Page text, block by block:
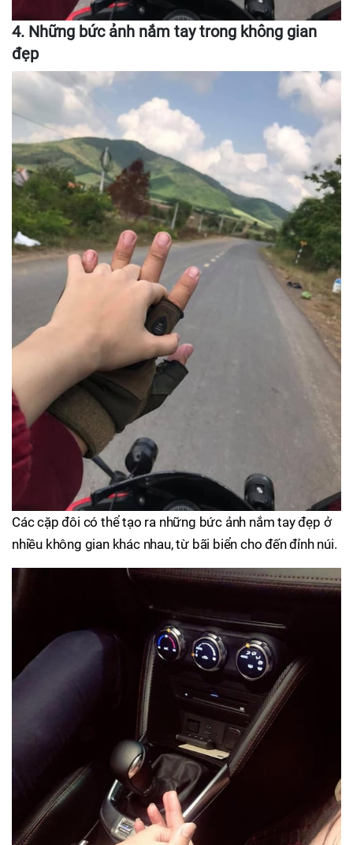
4. Những bức ảnh nắm tay trong không gian
đẹp
Các cặp đôi có thể tạo ra những bức ảnh nắm tay đẹp ở
nhiều không gian khác nhau, từ bãi biển cho đến đỉnh núi.